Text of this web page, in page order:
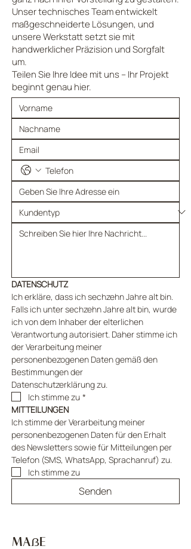
Unser technisches Team entwickelt
maßgeschneiderte Lösungen, und
unsere Werkstatt setzt sie mit
handwerklicher Präzision und Sorgfalt
um.
Teilen Sie Ihre Idee mit uns – Ihr Projekt
beginnt genau hier.
DATENSCHUTZ
Ich erkläre, dass ich sechzehn Jahre alt bin.
Falls ich unter sechzehn Jahre alt bin, wurde
ich von dem Inhaber der elterlichen
Verantwortung autorisiert. Daher stimme ich
der Verarbeitung meiner
personenbezogenen Daten gemäß den
Bestimmungen der
Datenschutzerklärung zu.
Ich stimme zu *
MITTEILUNGEN
Ich stimme der Verarbeitung meiner
personenbezogenen Daten für den Erhalt
des Newsletters sowie für Mitteilungen per
Telefon (SMS, WhatsApp, Sprachanruf) zu.
Ich stimme zu
Senden
MAẞE